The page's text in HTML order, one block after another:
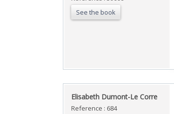
See the book
‎Elisabeth Dumont-Le Corre‎
Reference : 684